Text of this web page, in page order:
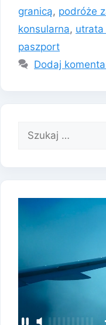
granicą, podróże
konsularna,
paszport
Dodaj